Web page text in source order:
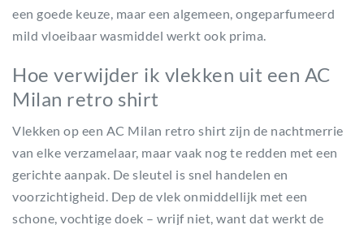
een goede keuze, maar een algemeen, ongeparfumeerd
mild vloeibaar wasmiddel werkt ook prima.
Hoe verwijder ik vlekken uit een AC
Milan retro shirt
Vlekken op een AC Milan retro shirt zijn de nachtmerrie
van elke verzamelaar, maar vaak nog te redden met een
gerichte aanpak. De sleutel is snel handelen en
voorzichtigheid. Dep de vlek onmiddellijk met een
schone, vochtige doek – wrijf niet, want dat werkt de